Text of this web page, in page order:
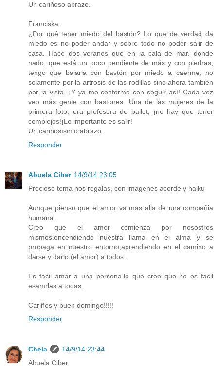
Un cariñoso abrazo.
Franciska:
¿Por qué tener miedo del bastón? Lo que de verdad da
miedo es no poder andar y sobre todo no poder salir de
casa. Hace dos veranos que en la cala de mar, donde
nado, que está un poco pendiente de más y con piedras,
tengo que bajarla con bastón por miedo a caerme, no
solamente por la artrosis de las rodillas sino ahora también
por la vista. ¡Y ya me conformo con seguir así! Cada vez
veo más gente con bastones. Una de las mujeres de la
primera foto, era profesora de ballet, ¡no hay que tener
complejos!¡Lo importante es salir!
Un cariñosísimo abrazo.
Responder
Abuela Ciber 14/9/14 23:05
Precioso tema nos regalas, con imagenes acorde y haiku
Aunque pienso que el amor va mas alla de una compañia
humana.
Creo que el amor comienza por nosostros
mismos,encendiendo nuestra llama en el alma y se
propaga en nuestro entorno,aprendiendo en el camino a
darse y darlo (el amor) a todos.
Es facil amar a una persona,lo que creo que no es facil
esamrlas a todas.
Cariños y buen domingo!!!!!
Responder
Chela
14/9/14 23:44
Abuela Ciber: